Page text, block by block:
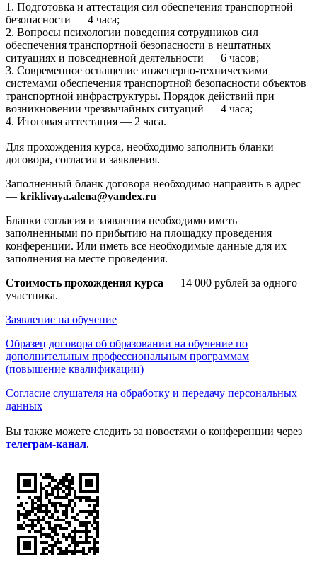
1. Подготовка и аттестация сил обеспечения транспортной
безопасности — 4 часа;
2. Вопросы психологии поведения сотрудников сил
обеспечения транспортной безопасности в нештатных
ситуациях и повседневной деятельности — 6 часов;
3. Современное оснащение инженерно-техническими
системами обеспечения транспортной безопасности объектов
транспортной инфраструктуры. Порядок действий при
возникновении чрезвычайных ситуаций — 4 часа;
4. Итоговая аттестация — 2 часа.
Для прохождения курса, необходимо заполнить бланки
договора, согласия и заявления.
Заполненный бланк договора необходимо направить в адрес
— kriklivaya.alena@yandex.ru
Бланки согласия и заявления необходимо иметь
заполненными по прибытию на площадку проведения
конференции. Или иметь все необходимые данные для их
заполнения на месте проведения.
Стоимость прохождения курса — 14 000 рублей за одного
участника.
Заявление на обучение
Образец договора об образовании на обучение по
дополнительным профессиональным программам
(повышение квалификации)
Согласие слушателя на обработку и передачу персональных
данных
Вы также можете следить за новостями о конференции через
телеграм-канал.